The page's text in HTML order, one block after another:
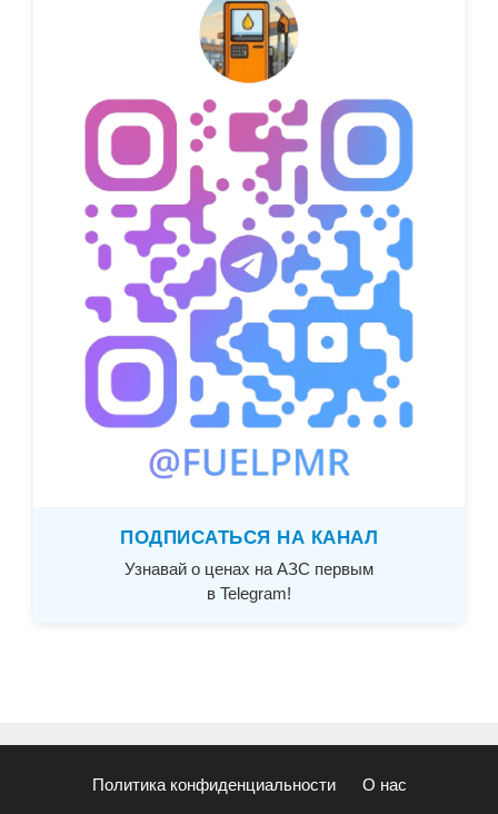
ПОДПИСАТЬСЯ НА КАНАЛ
Узнавай о ценах на АЗС первым
в Telegram!
Политика конфиденциальности О нас